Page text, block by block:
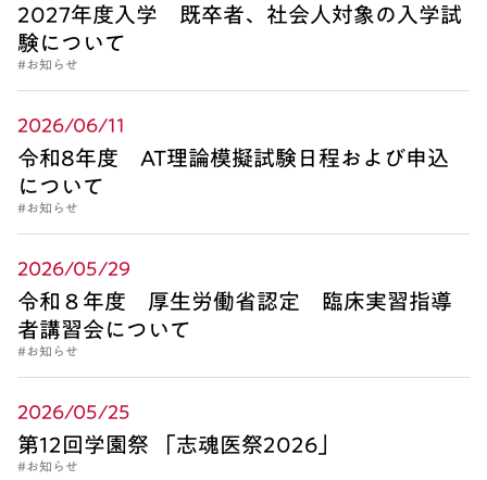
2027年度入学 既卒者、社会人対象の入学試
験について
#お知らせ
2026/06/11
令和8年度 AT理論模擬試験日程および申込
について
#お知らせ
2026/05/29
令和８年度 厚生労働省認定 臨床実習指導
者講習会について
#お知らせ
2026/05/25
第12回学園祭 「志魂医祭2026」
#お知らせ